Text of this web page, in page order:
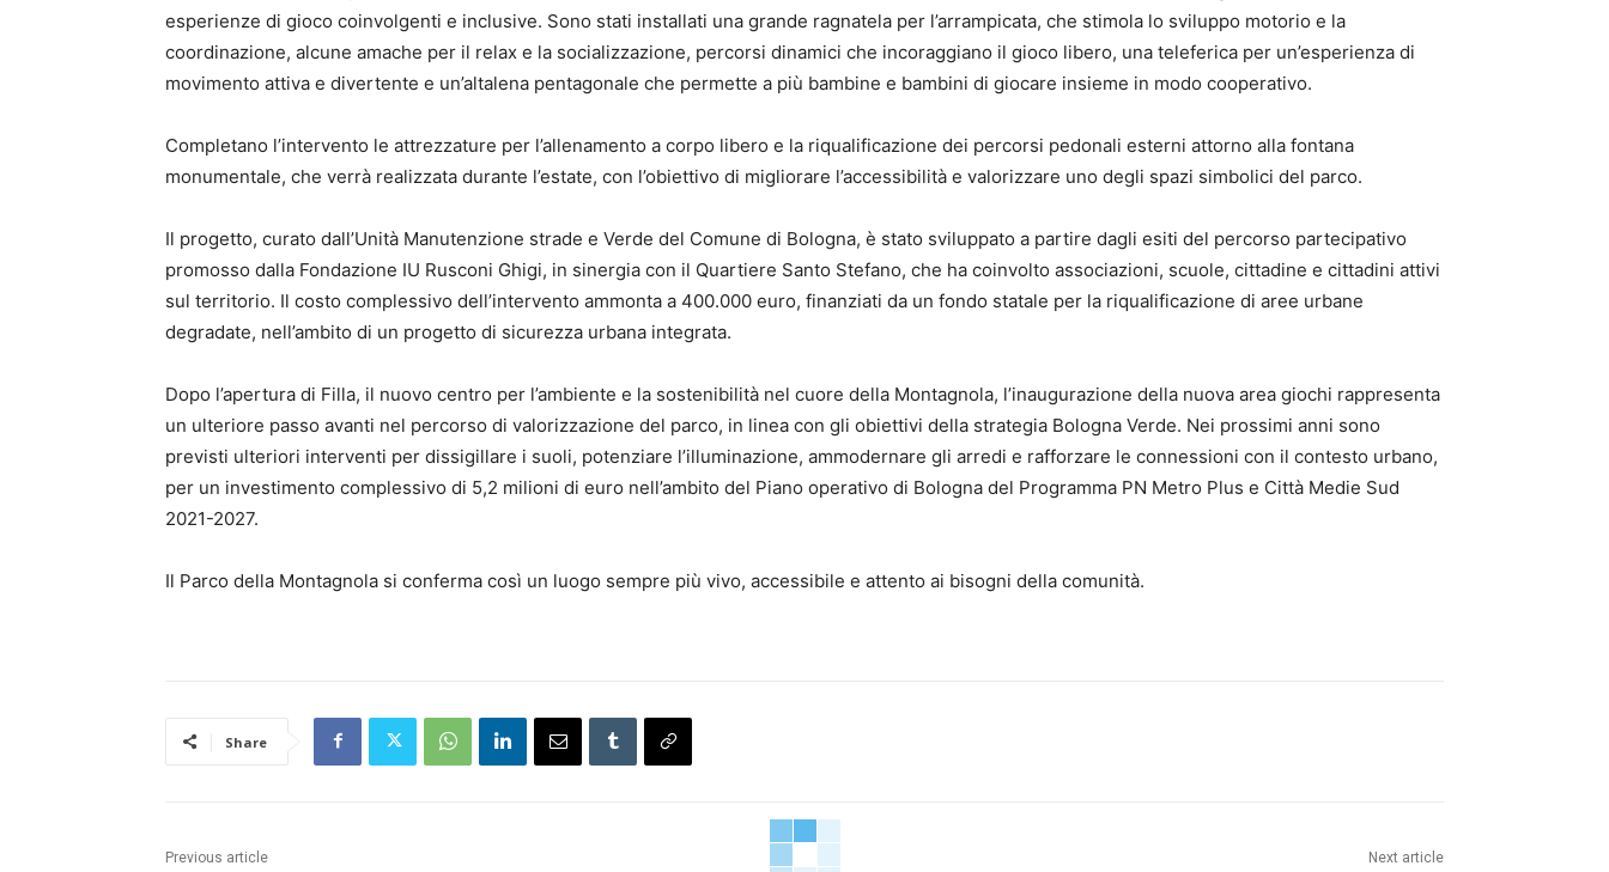
esperienze di gioco coinvolgenti e inclusive. Sono stati installati una grande ragnatela per l’arrampicata, che stimola lo sviluppo motorio e la
coordinazione, alcune amache per il relax e la socializzazione, percorsi dinamici che incoraggiano il gioco libero, una teleferica per un’esperienza di
movimento attiva e divertente e un’altalena pentagonale che permette a più bambine e bambini di giocare insieme in modo cooperativo.
Completano l’intervento le attrezzature per l’allenamento a corpo libero e la riqualificazione dei percorsi pedonali esterni attorno alla fontana
monumentale, che verrà realizzata durante l’estate, con l’obiettivo di migliorare l’accessibilità e valorizzare uno degli spazi simbolici del parco.
Il progetto, curato dall’Unità Manutenzione strade e Verde del Comune di Bologna, è stato sviluppato a partire dagli esiti del percorso partecipativo
promosso dalla Fondazione IU Rusconi Ghigi, in sinergia con il Quartiere Santo Stefano, che ha coinvolto associazioni, scuole, cittadine e cittadini attivi
sul territorio. Il costo complessivo dell’intervento ammonta a 400.000 euro, finanziati da un fondo statale per la riqualificazione di aree urbane
degradate, nell’ambito di un progetto di sicurezza urbana integrata.
Dopo l’apertura di Filla, il nuovo centro per l’ambiente e la sostenibilità nel cuore della Montagnola, l’inaugurazione della nuova area giochi rappresenta
un ulteriore passo avanti nel percorso di valorizzazione del parco, in linea con gli obiettivi della strategia Bologna Verde. Nei prossimi anni sono
previsti ulteriori interventi per dissigillare i suoli, potenziare l’illuminazione, ammodernare gli arredi e rafforzare le connessioni con il contesto urbano,
per un investimento complessivo di 5,2 milioni di euro nell’ambito del Piano operativo di Bologna del Programma PN Metro Plus e Città Medie Sud
2021-2027.
Il Parco della Montagnola si conferma così un luogo sempre più vivo, accessibile e attento ai bisogni della comunità.
Share
Previous article Next article